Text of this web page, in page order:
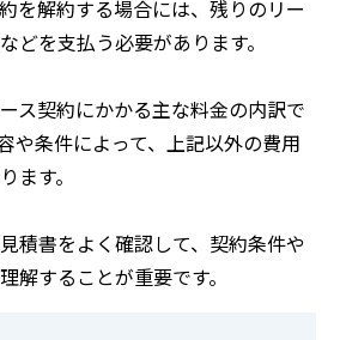
を解約する場合には、残りのリー
どを支払う必要があります。
ス契約にかかる主な料金の内訳で
や条件によって、上記以外の費用
ます。
積書をよく確認して、契約条件や
解することが重要です。